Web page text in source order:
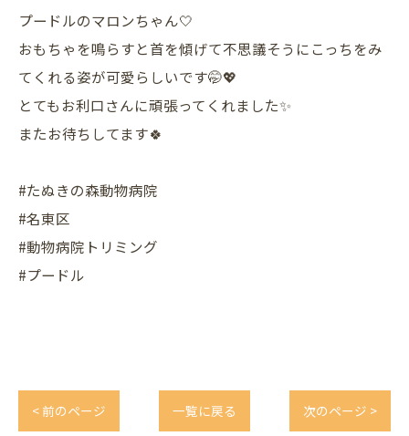
プードルのマロンちゃん🤍
おもちゃを鳴らすと首を傾げて不思議そうにこっちをみ
てくれる姿が可愛らしいです🤭💖
とてもお利口さんに頑張ってくれました✨
またお待ちしてます🍀
#たぬきの森動物病院
#名東区
#動物病院トリミング
#プードル
< 前のページ 一覧に戻る 次のページ >